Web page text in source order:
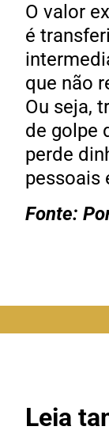
O valor
é
que não
Ou seja,
de golpe
perde
pessoais
Fonte:
Leia